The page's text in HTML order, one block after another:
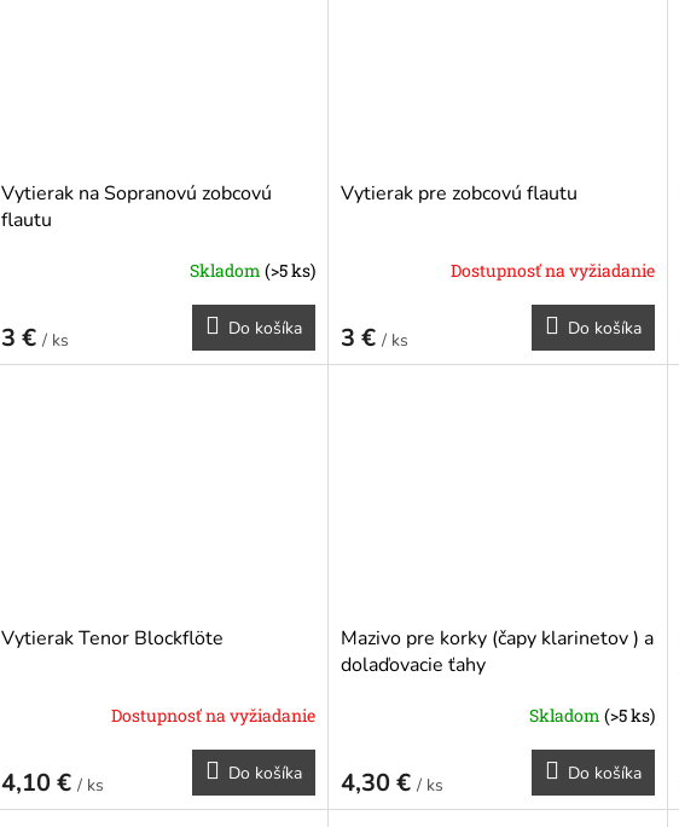
Vytierak na Sopranovú zobcovú
flautu
Skladom (>5 ks)
3 € / ks
Do košíka
Vytierak pre zobcovú flautu
Dostupnosť na vyžiadanie
3 € / ks
Do košíka
Vytierak Tenor Blockflöte
Dostupnosť na vyžiadanie
4,10 € / ks
Do košíka
Mazivo pre korky (čapy klarinetov ) a
dolaďovacie ťahy
Skladom (>5 ks)
4,30 € / ks
Do košíka